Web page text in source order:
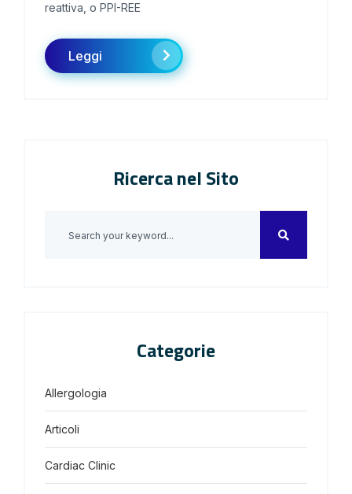
reattiva, o PPI-REE
Leggi
Ricerca nel Sito
Categorie
Allergologia
Articoli
Cardiac Clinic